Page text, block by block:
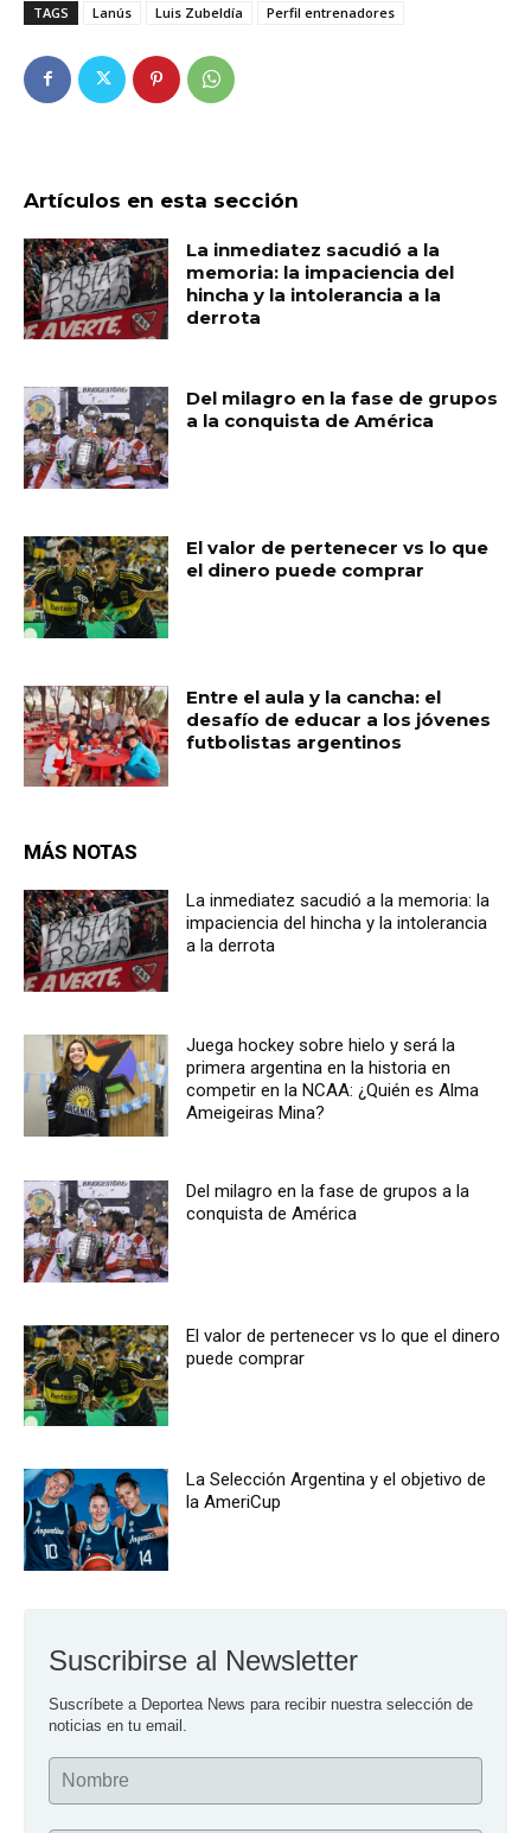
TAGS Lanús Luis Zubeldía Perfil entrenadores
Artículos en esta sección
La inmediatez sacudió a la
memoria: la impaciencia del
hincha y la intolerancia a la
derrota
Del milagro en la fase de grupos
a la conquista de América
El valor de pertenecer vs lo que
el dinero puede comprar
Entre el aula y la cancha: el
desafío de educar a los jóvenes
futbolistas argentinos
MÁS NOTAS
La inmediatez sacudió a la memoria: la
impaciencia del hincha y la intolerancia
a la derrota
Juega hockey sobre hielo y será la
primera argentina en la historia en
competir en la NCAA: ¿Quién es Alma
Ameigeiras Mina?
Del milagro en la fase de grupos a la
conquista de América
El valor de pertenecer vs lo que el dinero
puede comprar
La Selección Argentina y el objetivo de
la AmeriCup
Suscribirse al Newsletter
Suscríbete a Deportea News para recibir nuestra selección de
noticias en tu email.
Nombre